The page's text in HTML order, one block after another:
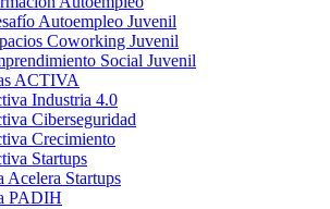
Autoempleo Juvenil
Coworking Juvenil
Social Juvenil
ACTIVA
Industria 4.0
Ciberseguridad
Crecimiento
Startups
Acelera Startups
PADIH